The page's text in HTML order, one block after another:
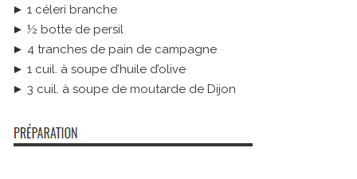
► 1 céleri branche
► ½ botte de persil
► 4 tranches de pain de campagne
► 1 cuil. à soupe d’huile d’olive
► 3 cuil. à soupe de moutarde de Dijon